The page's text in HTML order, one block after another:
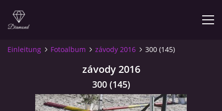
© 2026 eStránky.cz
Einleitung Fotoalbum závody 2016 300 (145)
závody 2016
300 (145)